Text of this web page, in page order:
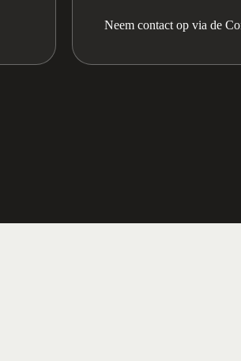
Neem contact op via de